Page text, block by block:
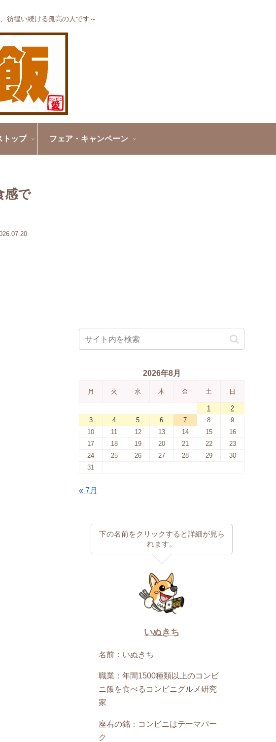
彷徨い続ける孤高の人です～
トップ フェア・キャンペーン
感で
2026年8月
月 火 水 木 金 土 日
1
2
3
4 5 6 7 8
9
10
11 12 13 14 15
16
17
18 19 20 21 22
23
24
25 26 27 28 29
30
31
« 7月
下の名前をクリックすると詳細が見ら
れます。
いぬきち
名前：いぬきち
職業：年間1500種類以上のコンビ
ニ飯を食べるコンビニグルメ研究
家
座右の銘：コンビニはテーマパー
ク